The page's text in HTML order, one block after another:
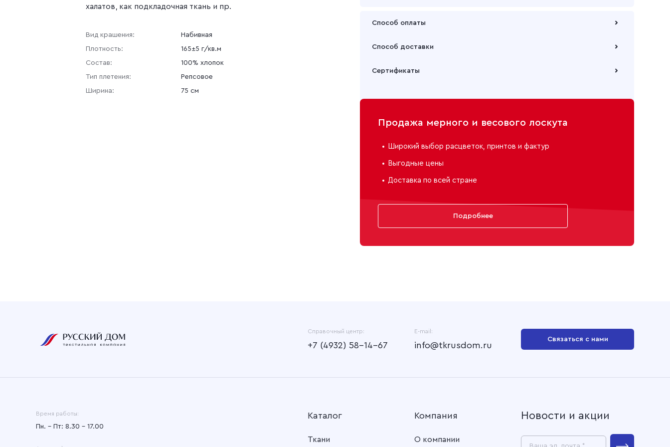
халатов, как подкладочная ткань и пр.
Вид крашения:
Набивная
Плотность:
165±5 г/кв.м
Состав:
100% хлопок
Тип плетения:
Репсовое
Ширина:
75 см
Способ оплаты
Способ доставки
или через транспортную компанию на Ваш выбор
Сертификаты
Продажа мерного и весового лоскута
Широкий выбор расцветок, принтов и фактур
Выгодные цены
Доставка по всей стране
Подробнее
Справочный центр:
+7 (4932) 58-14-67
E-mail:
info@tkrusdom.ru
Связаться с нами
Время работы:
Пн. – Пт: 8.30 – 17.00
Каталог
Ткани
Компания
О компании
Новости и акции